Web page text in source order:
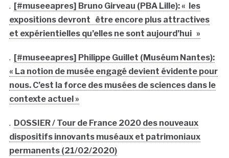
. [#museeapres] Bruno Girveau (PBA Lille): « les
expositions devront être encore plus attractives
et expérientielles qu’elles ne sont aujourd’hui »
. [#museeapres] Philippe Guillet (Muséum Nantes):
« La notion de musée engagé devient évidente pour
nous. C’est la force des musées de sciences dans le
contexte actuel »
. DOSSIER / Tour de France 2020 des nouveaux
dispositifs innovants muséaux et patrimoniaux
permanents (21/02/2020)